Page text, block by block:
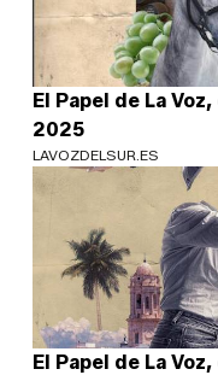
El Papel de La
2025
LAVOZDELSUR.ES
El Papel de La